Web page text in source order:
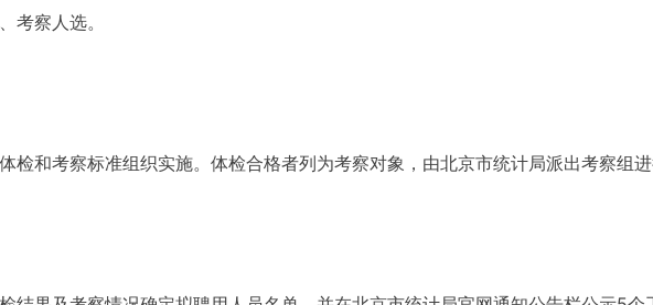
考察人选。
检和考察标准组织实施。体检合格者列为考察对象，由北京市统计局派出考察组进